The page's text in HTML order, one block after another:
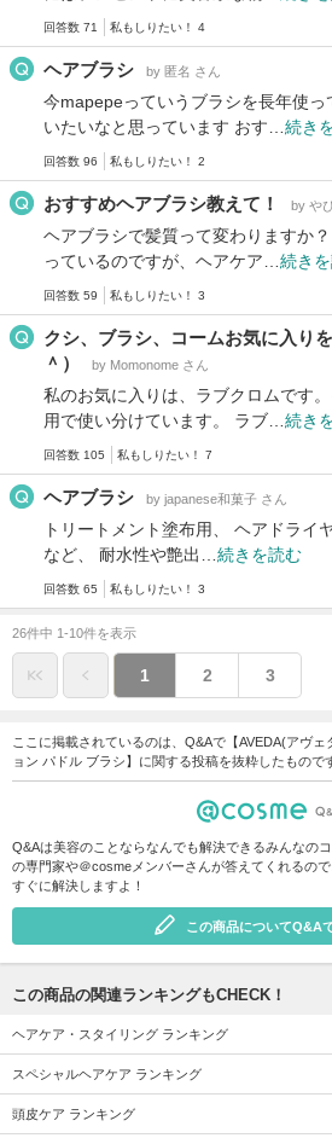
回答数 71 私もしりたい！ 4
ヘアブラシ by 匿名 さん
今mapepeっていうブラシを長年使
いたいなと思っています おす… 続き
回答数 96 私もしりたい！ 2
おすすめヘアブラシ教えて！ by や
ヘアブラシで髪質って変わりますか
っているのですが、ヘアケア… 続き
回答数 59 私もしりたい！ 3
クシ、ブラシ、コームお気に入り
＾）
by Momonome さん
私のお気に入りは、ラブクロムです
用で使い分けています。 ラブ… 続き
回答数 105 私もしりたい！ 7
ヘアブラシ by japanese和菓子 さん
トリートメント塗布用、 ヘアドライ
など、 耐水性や艶出… 続きを読む
回答数 65 私もしりたい！ 3
26件中 1-10件を表示
1 2 3
ここに掲載されているのは、Q&Aで【AVEDA(アヴェ
ョン パドル ブラシ】に関する投稿を抜粋したもので
Q&Aは美容のことならなんでも解決できるみんなの
の専門家や＠cosmeメンバーさんが答えてくれるの
すぐに解決しますよ！
この商品についてQ&A
この商品の関連ランキングもCHECK！
ヘアケア・スタイリング ランキング
スペシャルヘアケア ランキング
頭皮ケア ランキング